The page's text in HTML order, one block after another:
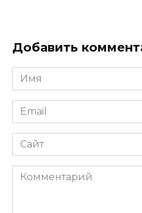
Добавить
Имя
*
Email
*
Сайт
Комментарий